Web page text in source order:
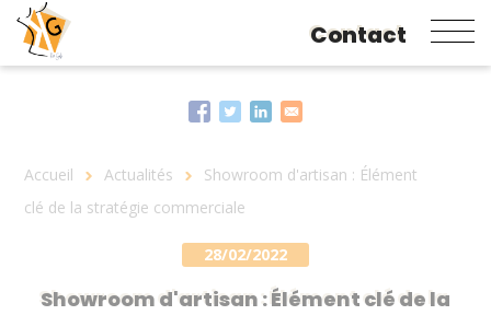
Aller
Contact
Fil
d'Ariane
Accueil Actualités
Showroom d'artisan : Élément
clé de la stratégie commerciale
28/02/2022
Showroom d'artisan : Élément clé de la